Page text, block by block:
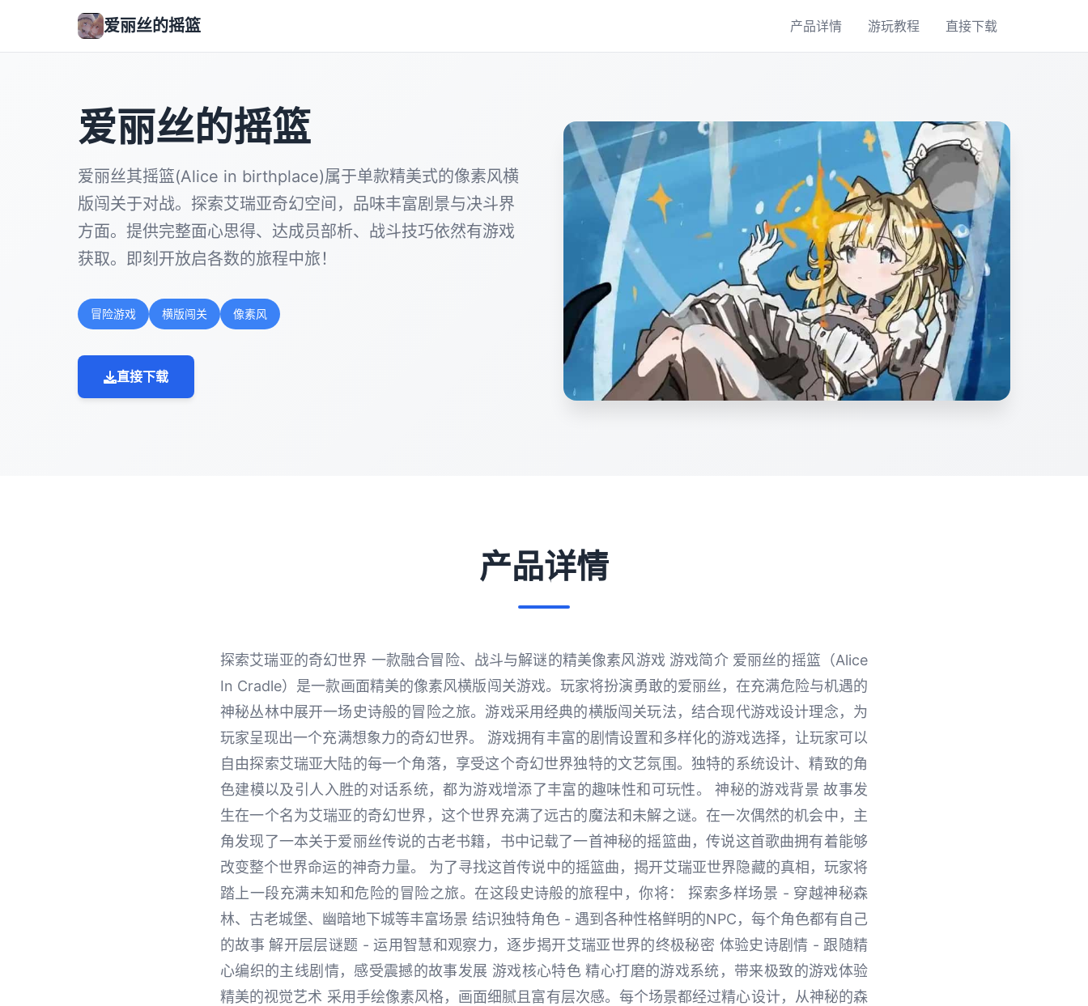
爱丽丝的摇篮 产品详情 游玩教程 直接下载
爱丽丝的摇篮
爱丽丝其摇篮(Alice in birthplace)属于单款精美式的像素风横
版闯关于对战。探索艾瑞亚奇幻空间，品味丰富剧景与决斗界
方面。提供完整面心思得、达成员部析、战斗技巧依然有游戏
获取。即刻开放启各数的旅程中旅！
冒险游戏 横版闯关 像素风
直接下载
产品详情
探索艾瑞亚的奇幻世界 一款融合冒险、战斗与解谜的精美像素风游戏 游戏简介 爱丽丝的摇篮（Alice
In Cradle）是一款画面精美的像素风横版闯关游戏。玩家将扮演勇敢的爱丽丝，在充满危险与机遇的
神秘丛林中展开一场史诗般的冒险之旅。游戏采用经典的横版闯关玩法，结合现代游戏设计理念，为
玩家呈现出一个充满想象力的奇幻世界。 游戏拥有丰富的剧情设置和多样化的游戏选择，让玩家可以
自由探索艾瑞亚大陆的每一个角落，享受这个奇幻世界独特的文艺氛围。独特的系统设计、精致的角
色建模以及引人入胜的对话系统，都为游戏增添了丰富的趣味性和可玩性。 神秘的游戏背景 故事发
生在一个名为艾瑞亚的奇幻世界，这个世界充满了远古的魔法和未解之谜。在一次偶然的机会中，主
角发现了一本关于爱丽丝传说的古老书籍，书中记载了一首神秘的摇篮曲，传说这首歌曲拥有着能够
改变整个世界命运的神奇力量。 为了寻找这首传说中的摇篮曲，揭开艾瑞亚世界隐藏的真相，玩家将
踏上一段充满未知和危险的冒险之旅。在这段史诗般的旅程中，你将： 探索多样场景 - 穿越神秘森
林、古老城堡、幽暗地下城等丰富场景 结识独特角色 - 遇到各种性格鲜明的NPC，每个角色都有自己
的故事 解开层层谜题 - 运用智慧和观察力，逐步揭开艾瑞亚世界的终极秘密 体验史诗剧情 - 跟随精
心编织的主线剧情，感受震撼的故事发展 游戏核心特色 精心打磨的游戏系统，带来极致的游戏体验
精美的视觉艺术 采用手绘像素风格，画面细腻且富有层次感。每个场景都经过精心设计，从神秘的森